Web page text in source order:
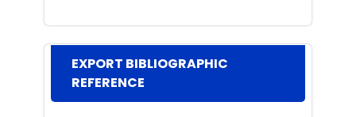
EXPORT BIBLIOGRAPHIC
REFERENCE